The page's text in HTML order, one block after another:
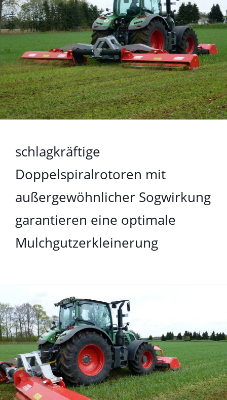
schlagkräftige
Doppelspiralrotoren mit
außergewöhnlicher Sogwirkung
garantieren eine optimale
Mulchgutzerkleinerung